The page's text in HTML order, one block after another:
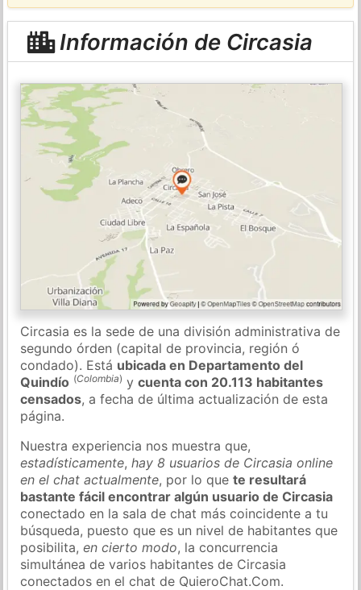
Información de Circasia
Circasia es la sede de una división administrativa de
segundo órden (capital de provincia, región ó
condado). Está ubicada en Departamento del
Quindío (Colombia) ycuenta con 20.113 habitantes
censados, a fecha de última actualización de esta
página.
Nuestra experiencia nos muestra que,
estadísticamente,hay 8 usuarios de Circasia online
en el chat actualmente, por lo quete resultará
bastante fácil encontrar algún usuario de Circasia
conectado en la sala de chat más coincidente a tu
búsqueda, puesto que es un nivel de habitantes que
posibilita,en cierto modo, la concurrencia
simultánea de varios habitantes de Circasia
conectados en el chat de QuieroChat.Com.